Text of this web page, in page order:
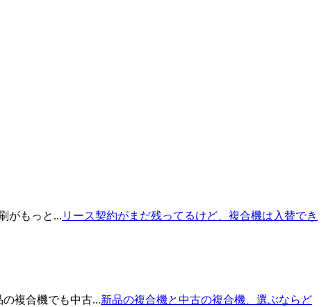
がもっと... リース契約がまだ残ってるけど、複合機は入替でき
複合機でも中古...新品の複合機と中古の複合機、選ぶならど